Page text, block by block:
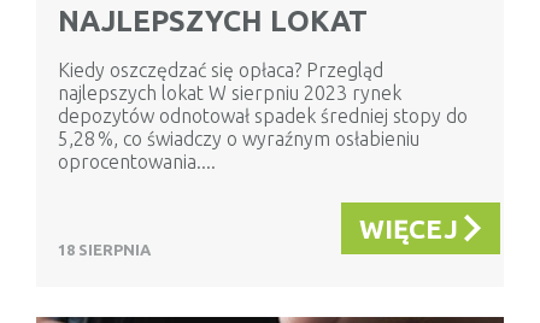
NAJLEPSZYCH LOKAT
Kiedy oszczędzać się opłaca? Przegląd
najlepszych lokat W sierpniu 2023 rynek
depozytów odnotował spadek średniej stopy do
5,28 %, co świadczy o wyraźnym osłabieniu
oprocentowania....
18 SIERPNIA
WIĘCEJ